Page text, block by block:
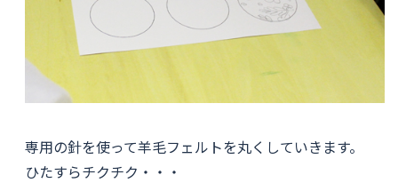
専用の針を使って羊毛フェルトを丸くしていきます。
ひたすらチクチク・・・